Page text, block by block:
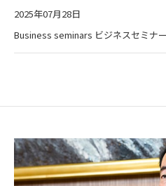
2025年07月28日
Business seminars ビジネスセミナー